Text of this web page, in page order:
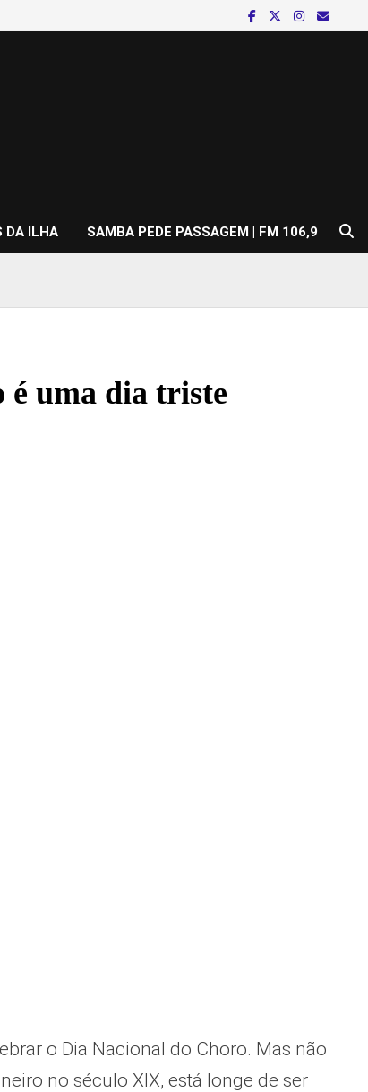
DA ILHA SAMBA PEDE PASSAGEM | FM 106,9
é uma dia triste
o Dia Nacional do Choro. Mas não
no século XIX, está longe de ser